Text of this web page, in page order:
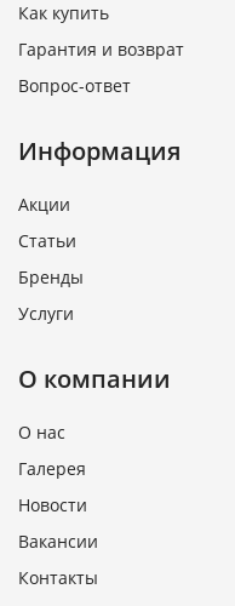
Как купить
Гарантия и возврат
Вопрос-ответ
Информация
Акции
Статьи
Бренды
Услуги
О компании
О нас
Галерея
Новости
Вакансии
Контакты